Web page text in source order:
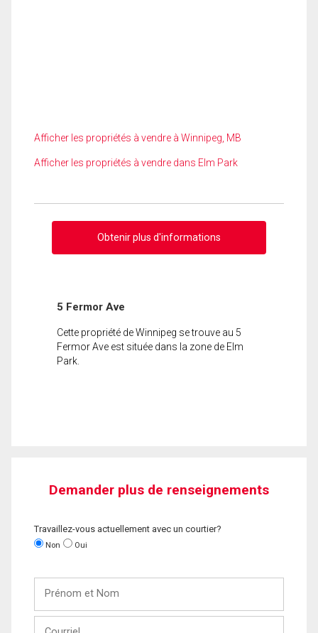
Afficher les propriétés à vendre à Winnipeg, MB
Afficher les propriétés à vendre dans Elm Park
Obtenir plus d'informations
5 Fermor Ave
Cette propriété de Winnipeg se trouve au 5
Fermor Ave est située dans la zone de Elm
Park.
Demander plus de renseignements
Travaillez-vous actuellement avec un courtier?
Non Oui
Nom